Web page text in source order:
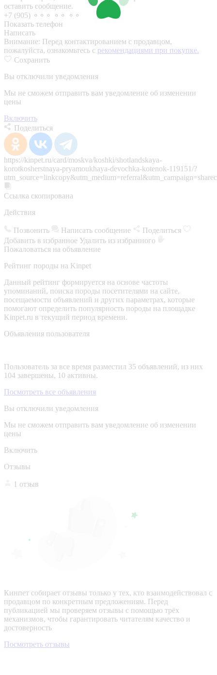
оставить сообщение.
+7 (905) ⚬⚬⚬ ⚬⚬ ⚬⚬
Показать телефон
Написать
Внимание: Перед контактированием с продавцом,
пожалуйста, ознакомьтесь с рекомендациями при покупке.
Сохранить
Вы отключили уведомления
Мы не сможем отправить вам уведомление об изменении
цены
Включить
Поделиться
https://kinpet.ru/card/moskva/koshki/shotlandskaya-
korotkosherstnaya-pryamoukhaya-devochka-kotenok-119151/?
Ссылка скопирована
Действия
Позвонить Написать сообщение
Поделиться
Добавить в избранное Удалить из избранного
Пожаловаться на объявление
Рейтинг породы на Kinpet
Данный рейтинг формируется на основе частоты
упоминаний, поиска породы посетителями на сайте,
посещаемости объявлений и других параметрах, которые
помогают определить популярность породы на площадке
Kinpet.ru в текущий период времени.
Объявления пользователя
Пользователь за все время разместил 35 объявлений, из них
104 завершены, 10 активны.
Посмотреть все объявления
Вы отключили уведомления
Мы не сможем отправить вам уведомление об изменении
цены
Включить
Отзывы
1 отзыв
Кинпет собирает отзывы только у тех, кто взаимодействовал с
продавцом по конкретным предложениям. Перед
публикацией мы проверяем отзывы с помощью трёх
механизмов, чтобы гарантировать читателям качество и
достоверность
Посмотреть отзывы